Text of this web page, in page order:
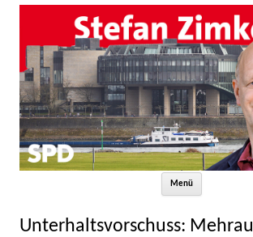
Menü
Unterhaltsvorschuss: